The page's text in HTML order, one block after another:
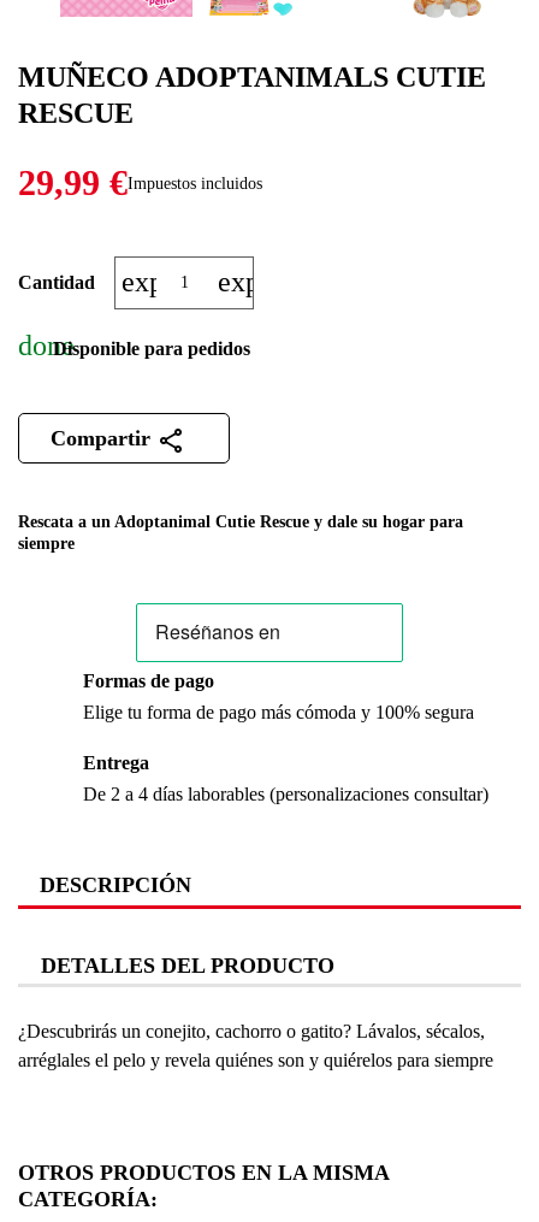
MUÑECO ADOPTANIMALS CUTIE
RESCUE
29,99 €Impuestos incluidos
Rescata a un Adoptanimal Cutie Rescue y dale su hogar para
siempre
Cantidad expand_moreexpand_less
doneDisponible para pedidos
Compartir
Formas de pago
Elige tu forma de pago más cómoda y 100% segura
Entrega
De 2 a 4 días laborables (personalizaciones consultar)
DESCRIPCIÓN
DETALLES DEL PRODUCTO
¿Descubrirás un conejito, cachorro o gatito? Lávalos, sécalos,
arréglales el pelo y revela quiénes son y quiérelos para siempre
OTROS PRODUCTOS EN LA MISMA
CATEGORÍA: